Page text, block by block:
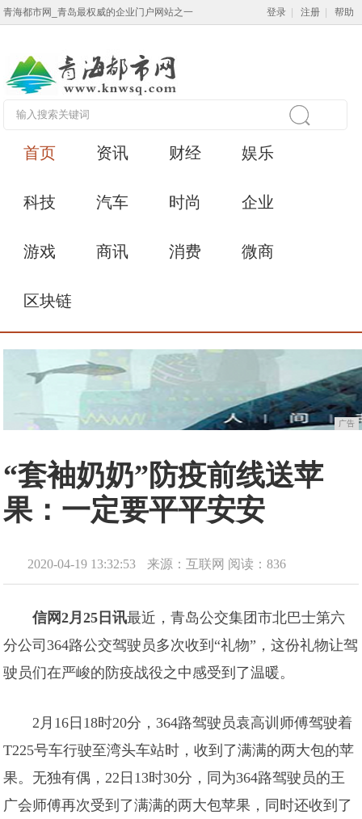
青海都市网_青岛最权威的企业门户网站之一 登录 注册 帮助
首页 资讯 财经 娱乐
科技 汽车 时尚 企业
游戏 商讯 消费 微商
区块链
广告
“套袖奶奶”防疫前线送苹
果：一定要平平安安
2020-04-19 13:32:53 来源：互联网 阅读：836
信网2月25日讯最近，青岛公交集团市北巴士第六
分公司364路公交驾驶员多次收到“礼物”，这份礼物让驾
驶员们在严峻的防疫战役之中感受到了温暖。
2月16日18时20分，364路驾驶员袁高训师傅驾驶着
T225号车行驶至湾头车站时，收到了满满的两大包的苹
果。无独有偶，22日13时30分，同为364路驾驶员的王
广会师傅再次受到了满满的两大包苹果，同时还收到了